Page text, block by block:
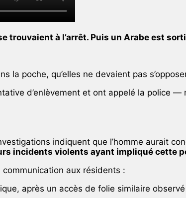
à l’arrêt. Puis un Arabe est
la poche, qu’elles ne devaient pas
d’enlèvement et ont appelé la police
indiquent que l’homme aurait
incidents violents ayant impliqué cette
communication aux résidents :
après un accès de folie similaire